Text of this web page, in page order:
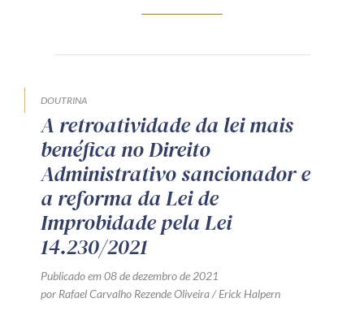
Produtos e serviços
Mentoria Zênite
Capacitação
Zênite in Company
DOUTRINA
A retroatividade da lei mais
benéfica no Direito
Administrativo sancionador e
a reforma da Lei de
Improbidade pela Lei
14.230/2021
Publicado em 08 de dezembro de 2021
por Rafael Carvalho Rezende Oliveira / Erick Halpern